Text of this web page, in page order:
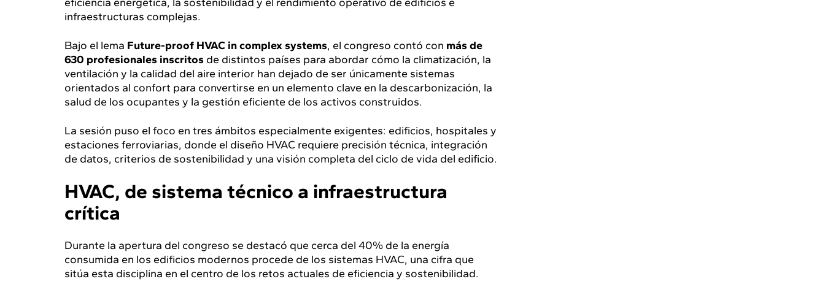
infraestructuras complejas.
Bajo el lema Future-proof HVAC in complex systems, el congreso contó con más de
630 profesionales inscritos de distintos países para abordar cómo la climatización, la
ventilación y la calidad del aire interior han dejado de ser únicamente sistemas
orientados al confort para convertirse en un elemento clave en la descarbonización, la
salud de los ocupantes y la gestión eficiente de los activos construidos.
La sesión puso el foco en tres ámbitos especialmente exigentes: edificios, hospitales y
estaciones ferroviarias, donde el diseño HVAC requiere precisión técnica, integración
de datos, criterios de sostenibilidad y una visión completa del ciclo de vida del edificio.
HVAC, de sistema técnico a infraestructura
crítica
Durante la apertura del congreso se destacó que cerca del 40% de la energía
consumida en los edificios modernos procede de los sistemas HVAC, una cifra que
sitúa esta disciplina en el centro de los retos actuales de eficiencia y sostenibilidad.